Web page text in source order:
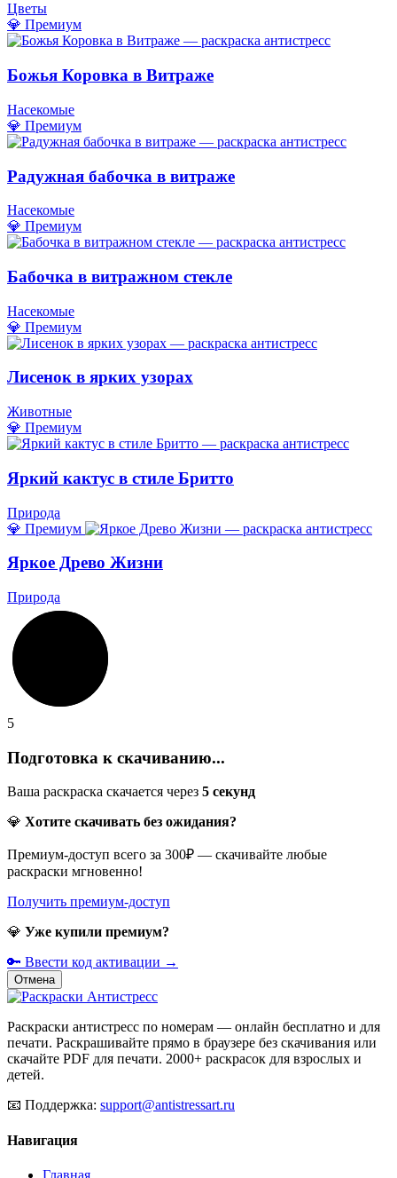
Цветы
💎 Премиум
Божья Коровка в Витраже
Насекомые
💎 Премиум
Радужная бабочка в витраже
Насекомые
💎 Премиум
Бабочка в витражном стекле
Насекомые
💎 Премиум
Лисенок в ярких узорах
Животные
💎 Премиум
Яркий кактус в стиле Бритто
Природа
💎 Премиум
Яркое Древо Жизни
Природа
5
Подготовка к скачиванию...
Ваша раскраска скачается через 5 секунд
💎 Хотите скачивать без ожидания?
Премиум-доступ всего за 300₽ — скачивайте любые
раскраски мгновенно!
Получить премиум-доступ
💎 Уже купили премиум?
🔑 Ввести код активации →
Отмена
Раскраски антистресс по номерам — онлайн бесплатно и для
печати. Раскрашивайте прямо в браузере без скачивания или
скачайте PDF для печати. 2000+ раскрасок для взрослых и
детей.
📧 Поддержка: support@antistressart.ru
Навигация
Главная